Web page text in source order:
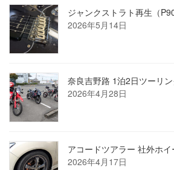
ジャンクストラト再生（
2026年5月14日
奈良吉野路 1泊2日ツーリ
2026年4月28日
アコードツアラー 社外ホイ
2026年4月17日